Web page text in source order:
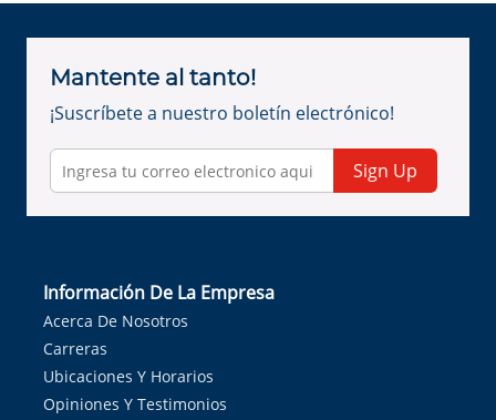
Mantente al tanto!
¡Suscríbete a nuestro boletín electrónico!
Sign Up
Información De La Empresa
Acerca De Nosotros
Carreras
Ubicaciones Y Horarios
Opiniones Y Testimonios